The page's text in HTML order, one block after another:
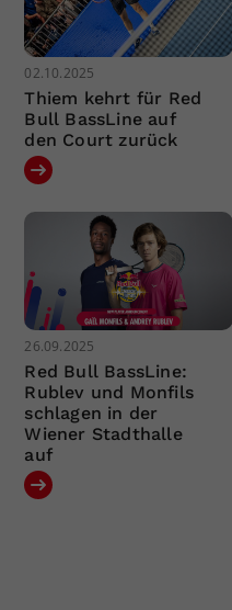
02.10.2025
Thiem kehrt für Red
Bull BassLine auf
den Court zurück
26.09.2025
Red Bull BassLine:
Rublev und Monfils
schlagen in der
Wiener Stadthalle
auf